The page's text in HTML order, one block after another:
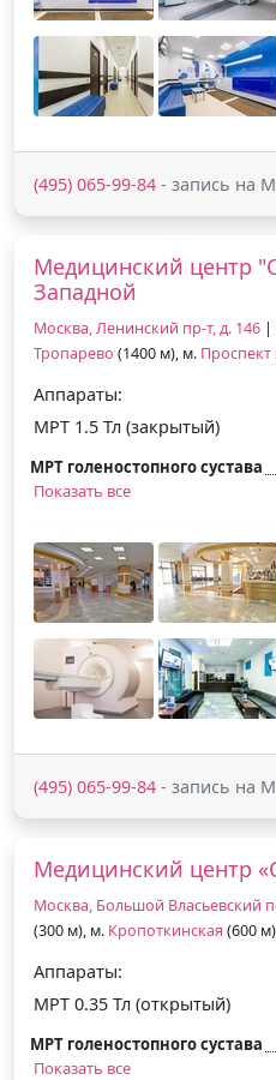
(495) 065-99-84 - запись на
Медицинский центр
Западной
Москва, Ленинский пр-т, д. 146 |
Тропарево (1400 м), м. Проспект
Аппараты:
МРТ 1.5 Тл (закрытый)
МРТ голеностопного сустава
Показать все
(495) 065-99-84 - запись на
Медицинский центр
Москва, Большой Власьевский
(300 м), м. Кропоткинская (600
Аппараты:
МРТ 0.35 Тл (открытый)
МРТ голеностопного сустава
Показать все